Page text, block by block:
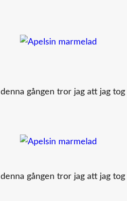
gången tror jag att jag
gången tror jag att jag